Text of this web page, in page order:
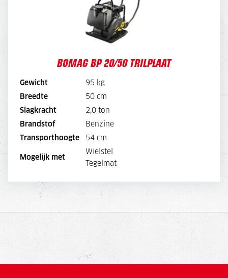
BOMAG BP 20/50 TRILPLAAT
Gewicht
95 kg
Breedte
50 cm
Slagkracht
2,0 ton
Brandstof
Benzine
Transporthoogte
54 cm
Mogelijk met
Wielstel
Tegelmat
DIRECT AANVRAGEN